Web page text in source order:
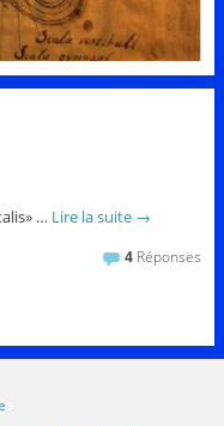
… Lire la suite →
4 Réponses